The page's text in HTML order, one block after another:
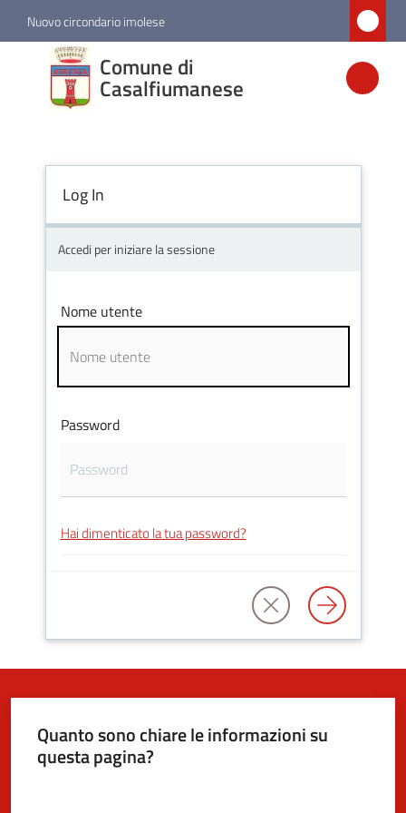
Vai al contenuto
Vai alla navigazione
Vai al footer
Nuovo circondario imolese
Comune di
Casalfiumanese
Comune di
Casalfiumanese
Amministrazione
Novità
Vivere
Casalfiumanese
5x1000
argomenti
Log In
Accedi per iniziare la sessione
Nome utente
Password
Hai dimenticato la tua password?
Quanto sono chiare le informazioni su
questa pagina?